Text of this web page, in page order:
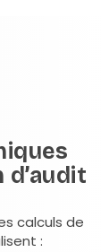
calculs de
: